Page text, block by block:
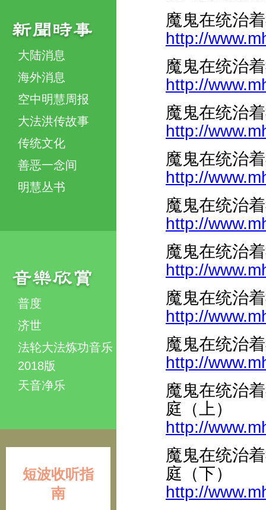
大陆消息
海外消息
空中明慧周报
大法洪传故事
传统文化
善恶一念间
明慧丛书
普度
济世
法轮大法炼功音乐
2018版
天音净乐
短波收听指
南
魔鬼在统治
http://
魔鬼在统治
http://
魔鬼在统治
http://
魔鬼在统治
http://
魔鬼在统治
http://
魔鬼在统治
http://
魔鬼在统治
http://
魔鬼在统治
http://
魔鬼在统治
庭（上）
http://
魔鬼在统治
庭（下）
http://